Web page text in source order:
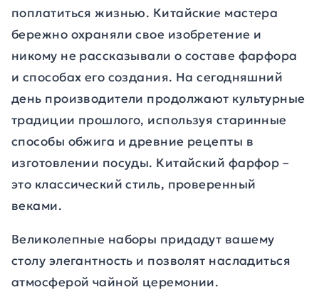
поплатиться жизнью. Китайские мастера
бережно охраняли свое изобретение и
никому не рассказывали о составе фарфора
и способах его создания. На сегодняшний
день производители продолжают культурные
традиции прошлого, используя старинные
способы обжига и древние рецепты в
изготовлении посуды. Китайский фарфор –
это классический стиль, проверенный
веками.
Великолепные наборы придадут вашему
столу элегантность и позволят насладиться
атмосферой чайной церемонии.